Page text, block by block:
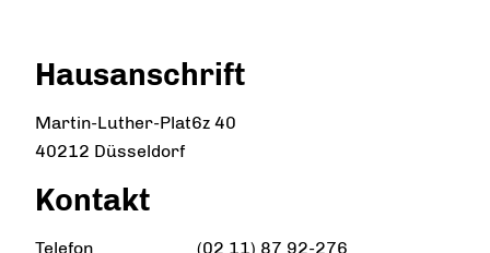
Hausanschrift
Martin-Luther-Plat6z 40
40212 Düsseldorf
Kontakt
Telefon (02 11) 87 92-276